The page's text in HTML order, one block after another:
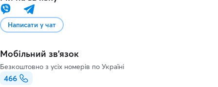
Написати у чат
Мобільний зв'язок
Безкоштовно з усіх номерів по Україні
466